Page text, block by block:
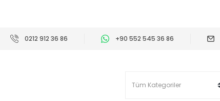
0212 912 36 86 +90 552 545 36 86